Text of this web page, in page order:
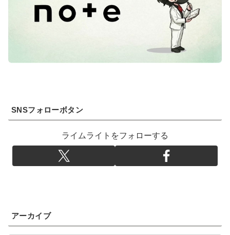
SNSフォローボタン
ライムライトをフォローする
アーカイブ